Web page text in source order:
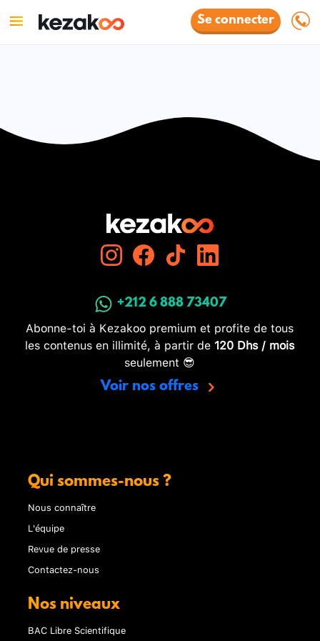
Se connecter
+212 6 888 73407
Abonne-toi à Kezakoo premium et profite de tous
les contenus en illimité, à partir de 120 Dhs / mois
seulement 😎
Voir nos offres
Qui sommes-nous ?
Nous connaître
L'équipe
Revue de presse
Contactez-nous
Nos niveaux
BAC Libre Scientifique